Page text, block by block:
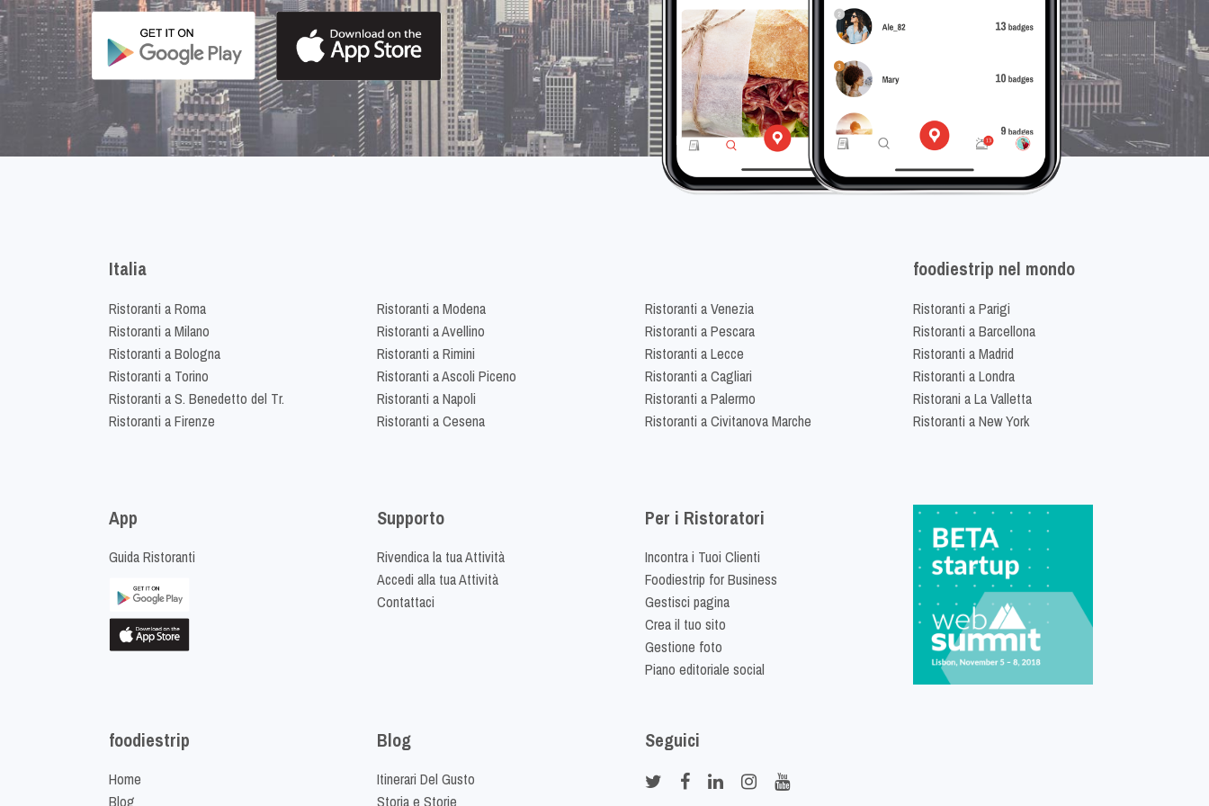
Italia
Ristoranti a Roma
Ristoranti a Milano
Ristoranti a Bologna
Ristoranti a Torino
Ristoranti a S. Benedetto del Tr.
Ristoranti a Firenze
Ristoranti a Modena
Ristoranti a Avellino
Ristoranti a Rimini
Ristoranti a Ascoli Piceno
Ristoranti a Napoli
Ristoranti a Cesena
Ristoranti a Venezia
Ristoranti a Pescara
Ristoranti a Lecce
Ristoranti a Cagliari
Ristoranti a Palermo
Ristoranti a Civitanova Marche
foodiestrip nel mondo
Ristoranti a Parigi
Ristoranti a Barcellona
Ristoranti a Madrid
Ristoranti a Londra
Ristorani a La Valletta
Ristoranti a New York
App
Guida Ristoranti
Supporto
Rivendica la tua Attività
Accedi alla tua Attività
Contattaci
Per i Ristoratori
Incontra i Tuoi Clienti
Foodiestrip for Business
Gestisci pagina
Crea il tuo sito
Gestione foto
Piano editoriale social
foodiestrip
Home
Blog
Blog
Itinerari Del Gusto
Storia e Storie
Seguici